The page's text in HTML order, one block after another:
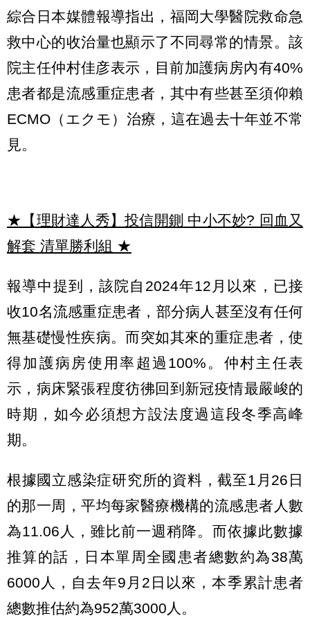
綜合日本媒體報導指出，福岡大學醫院救命急
救中心的收治量也顯示了不同尋常的情景。該
院主任仲村佳彦表示，目前加護病房內有40%
患者都是流感重症患者，其中有些甚至須仰賴
ECMO（エクモ）治療，這在過去十年並不常
見。
★【理財達人秀】投信開鍘 中小不妙? 回血又
解套 清單勝利組 ★
報導中提到，該院自2024年12月以來，已接
收10名流感重症患者，部分病人甚至沒有任何
無基礎慢性疾病。而突如其來的重症患者，使
得加護病房使用率超過100%。仲村主任表
示，病床緊張程度彷彿回到新冠疫情最嚴峻的
時期，如今必須想方設法度過這段冬季高峰
期。
根據國立感染症研究所的資料，截至1月26日
的那一周，平均每家醫療機構的流感患者人數
為11.06人，雖比前一週稍降。而依據此數據
推算的話，日本單周全國患者總數約為38萬
6000人，自去年9月2日以來，本季累計患者
總數推估約為952萬3000人。